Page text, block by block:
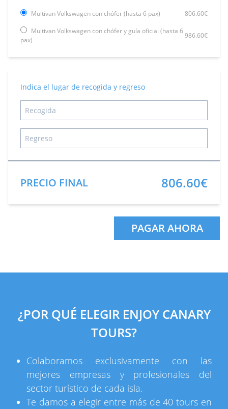
Multivan Volkswagen con chófer (hasta 6 pax)
806.60€
Multivan Volkswagen con chófer y guía oficial (hasta 6
pax)
986.60€
Indica el lugar de recogida y regreso
PRECIO FINAL 806.60€
PAGAR AHORA
¿POR QUÉ ELEGIR ENJOY CANARY
TOURS?
Colaboramos exclusivamente con las
mejores empresas y profesionales del
sector turístico de cada isla.
Te damos a elegir entre más de 40 tours en